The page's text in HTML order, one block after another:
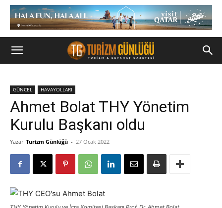
GÜNCEL HAVAYOLLARI
Ahmet Bolat THY Yönetim
Kurulu Başkanı oldu
Yazar Turizm Günlüğü - 27 Ocak 2022